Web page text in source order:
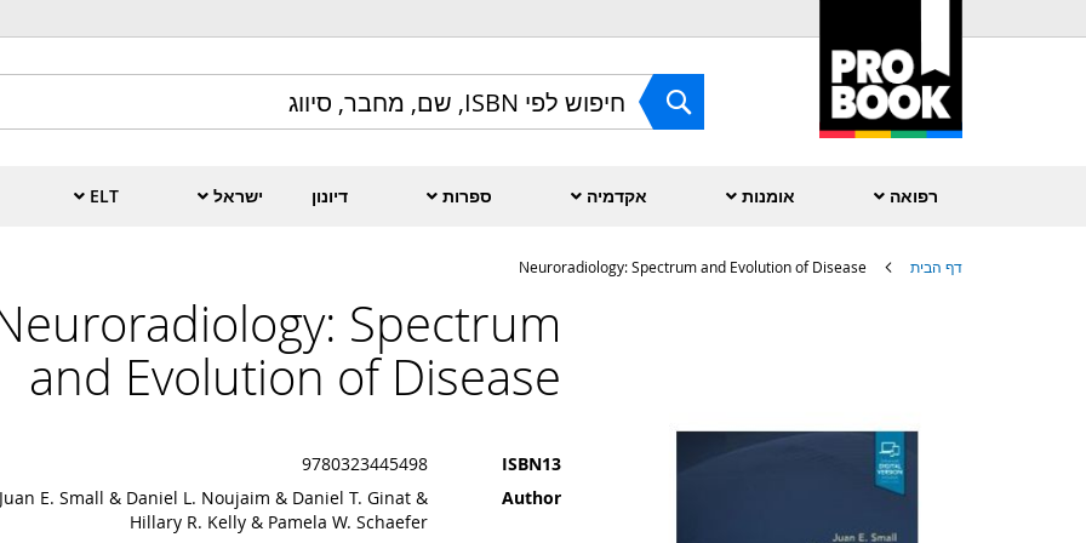
to
Content
חפש
רפואה אומנות אקדמיה ספרות דיונון ישראל ELT
דף הבית Neuroradiology: Spectrum and Evolution of Disease
Spectrum
and Evolution of Disease
ISBN13
9780323445498
Author
Juan E. Small & Daniel L. Noujaim & Daniel T. Ginat &
Hillary R. Kelly & Pamela W. Schaefer